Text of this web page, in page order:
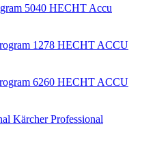
HECHT Accu
HECHT ACCU
HECHT ACCU
Kärcher Professional